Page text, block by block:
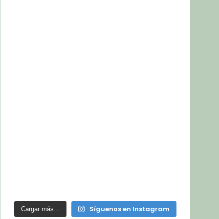
Cargar más... Síguenos en Instagram